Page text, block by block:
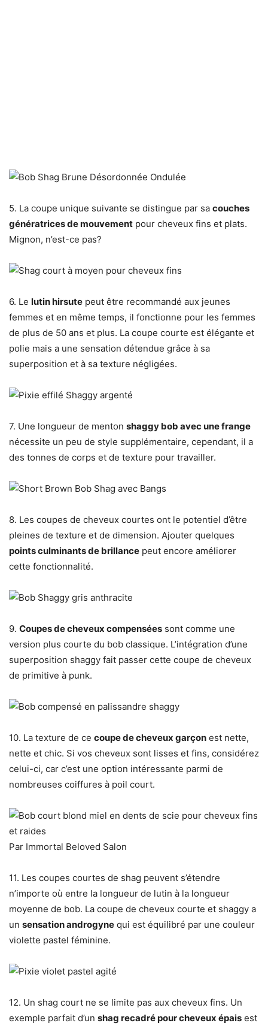
5. La coupe unique suivante se distingue par sa couches
génératrices de mouvement pour cheveux fins et plats.
Mignon, n’est-ce pas?
6. Le lutin hirsute peut être recommandé aux jeunes
femmes et en même temps, il fonctionne pour les femmes
de plus de 50 ans et plus. La coupe courte est élégante et
polie mais a une sensation détendue grâce à sa
superposition et à sa texture négligées.
7. Une longueur de menton shaggy bob avec une frange
nécessite un peu de style supplémentaire, cependant, il a
des tonnes de corps et de texture pour travailler.
8. Les coupes de cheveux courtes ont le potentiel d’être
pleines de texture et de dimension. Ajouter quelques
points culminants de brillance peut encore améliorer
cette fonctionnalité.
9. Coupes de cheveux compensées sont comme une
version plus courte du bob classique. L’intégration d’une
superposition shaggy fait passer cette coupe de cheveux
de primitive à punk.
10. La texture de ce coupe de cheveux garçon est nette,
nette et chic. Si vos cheveux sont lisses et fins, considérez
celui-ci, car c’est une option intéressante parmi de
nombreuses coiffures à poil court.
Par Immortal Beloved Salon
11. Les coupes courtes de shag peuvent s’étendre
n’importe où entre la longueur de lutin à la longueur
moyenne de bob. La coupe de cheveux courte et shaggy a
un sensation androgyne qui est équilibré par une couleur
violette pastel féminine.
12. Un shag court ne se limite pas aux cheveux fins. Un
exemple parfait d’un shag recadré pour cheveux épais est